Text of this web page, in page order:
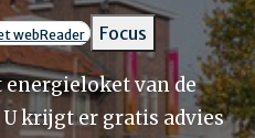
webReader Focus
van de
krijgt er gratis advies